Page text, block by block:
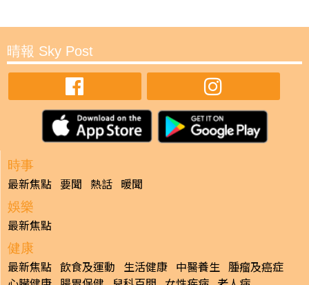
晴報 Sky Post
時事
最新焦點 要聞 熱話 暖聞
娛樂
最新焦點
健康
最新焦點 飲食及運動 生活健康 中醫養生 腫瘤及癌症